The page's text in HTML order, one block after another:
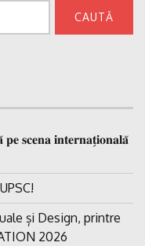
𝐬𝐜𝐞𝐧𝐚 𝐢𝐧𝐭𝐞𝐫𝐧𝐚𝐭̗𝐢𝐨𝐧𝐚𝐥𝐚̆
și Design, printre
2026